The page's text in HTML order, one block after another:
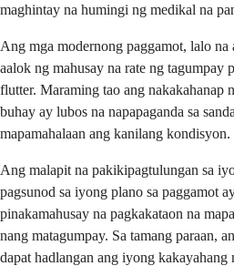
maghintay na humingi ng medikal na
Ang mga modernong paggamot, lalo na
aalok ng mahusay na rate ng tagumpay
flutter. Maraming tao ang nakakahanap
buhay ay lubos na napapaganda sa
mapamahalaan ang kanilang kondisyon.
Ang malapit na pakikipagtulungan sa
pagsunod sa iyong plano sa paggamot
pinakamahusay na pagkakataon na
nang matagumpay. Sa tamang paraan,
dapat hadlangan ang iyong kakayahang